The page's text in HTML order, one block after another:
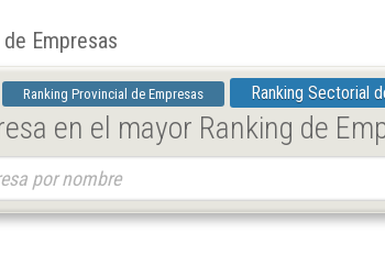
de Empresas
Ranking Provincial de Empresas Ranking Sectorial
en el mayor Ranking de